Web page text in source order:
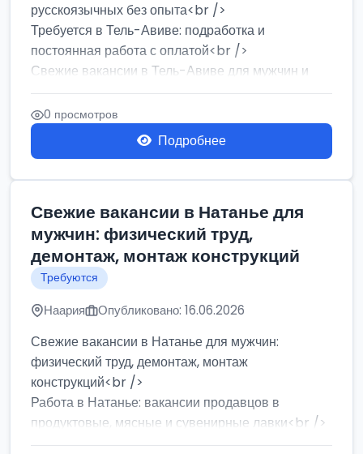
русскоязычных без опыта<br />
Требуется в Тель-Авиве: подработка и
постоянная работа с оплатой<br />
Свежие вакансии в Тель-Авиве для мужчин и
женщин от хозя...
0 просмотров
Подробнее
Свежие вакансии в Натанье для
мужчин: физический труд,
демонтаж, монтаж конструкций
Требуются
Наария Опубликовано: 16.06.2026
Свежие вакансии в Натанье для мужчин:
физический труд, демонтаж, монтаж
конструкций<br />
Работа в Натанье: вакансии продавцов в
продуктовые, мясные и сувенирные лавки<br />
Разнорабочий на сборку м...